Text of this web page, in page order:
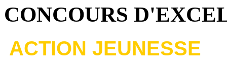
CONCOURS
ACTION JEUNESSE